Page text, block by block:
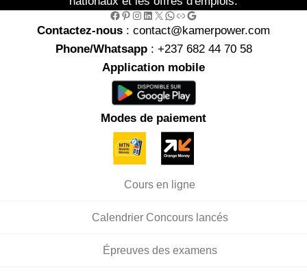
Facebook Pinterest InstagramLinkedIn X WhatsApp Link Google
Contactez-nous : contact@kamerpower.com
Phone/Whatsapp: +237 682 44 70 58
Application mobile
Modes de paiement
Cours en ligne
Calendrier Concours lancés
Épreuves des examens